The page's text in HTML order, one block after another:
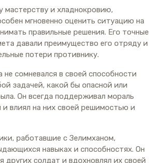
мастерству и хладнокровию,
мгновенно оценить ситуацию на
правильные решения. Его точные
давали преимущество его отряду и
потери противнику.
не сомневался в своей способности
задачей, какой бы опасной или
Он всегда поддерживал мораль
влиял на них своей решимостью и
работавшие с Зелимханом,
навыках и способностях. Он
других солдат и вдохновлял их своей